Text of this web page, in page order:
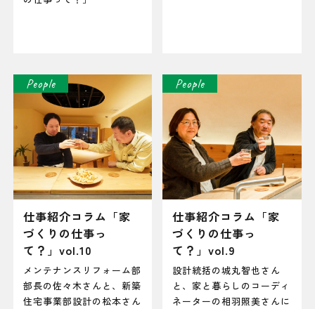
People
仕事紹介コラム「家
づくりの仕事っ
て？」vol.10
メンテナンスリフォーム部
部長の佐々木さんと、新築
住宅事業部設計の松本さん
People
仕事紹介コラム「家
づくりの仕事っ
て？」vol.9
設計統括の城丸智也さん
と、家と暮らしのコーディ
ネーターの相羽照美さんに